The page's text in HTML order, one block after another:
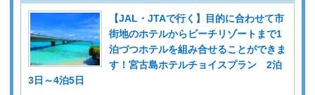
【JAL・JTAで行く】目的に合わせて市
街地のホテルからビーチリゾートまで1
泊づつホテルを組み合せることができま
す！宮古島ホテルチョイスプラン 2泊
3日～4泊5日